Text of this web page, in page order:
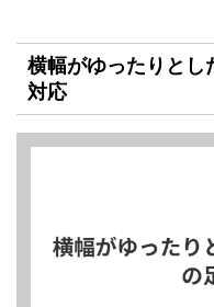
横幅がゆったりとし
対応